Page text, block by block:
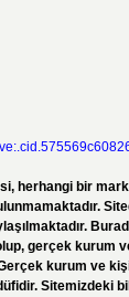
herhangi bir
gerçek kurum
kurum ve
Sitemizdeki